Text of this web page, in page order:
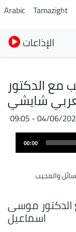
Arabic Tamazight
الإذاعات
مع الدكتور
شايشي
04/06/2023 -
00:00
والمجيب
الدكتور موسى
اسماعيل